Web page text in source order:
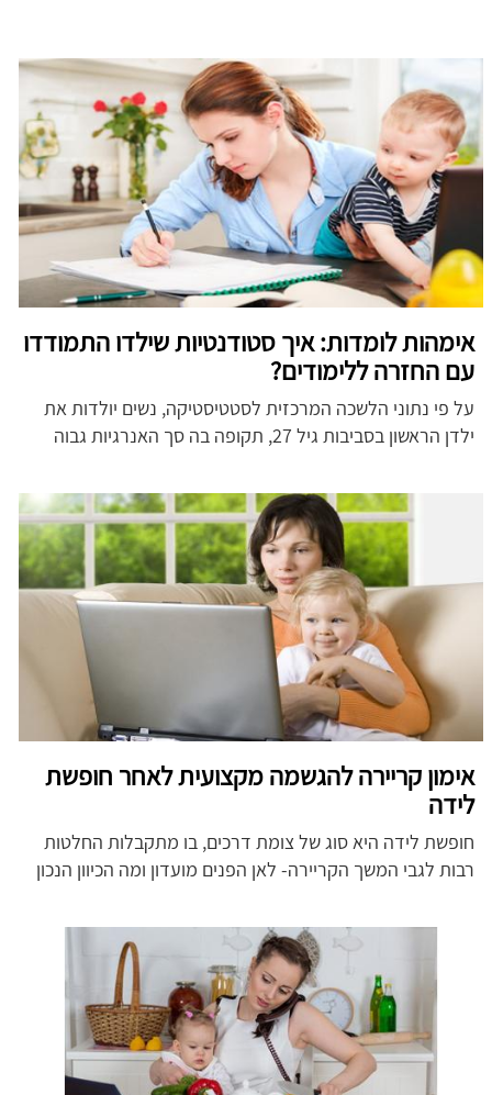
אימהות לומדות: איך סטודנטיות שילדו התמודדו
עם החזרה ללימודים?
על פי נתוני הלשכה המרכזית לסטטיסטיקה, נשים יולדות את
ילדן הראשון בסביבות גיל 27, תקופה בה סך האנרגיות גבוה
אימון קריירה להגשמה מקצועית לאחר חופשת
לידה
חופשת לידה היא סוג של צומת דרכים, בו מתקבלות החלטות
רבות לגבי המשך הקריירה- לאן הפנים מועדון ומה הכיוון הנכון